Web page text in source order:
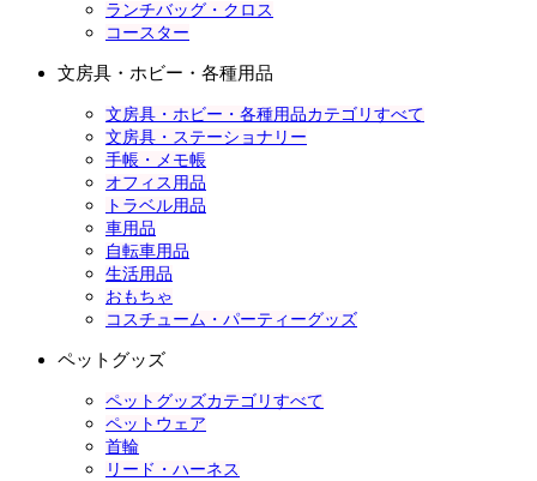
ランチバッグ・クロス
コースター
文房具・ホビー・各種用品
文房具・ホビー・各種用品カテゴリすべて
文房具・ステーショナリー
手帳・メモ帳
オフィス用品
トラベル用品
車用品
自転車用品
生活用品
おもちゃ
コスチューム・パーティーグッズ
ペットグッズ
ペットグッズカテゴリすべて
ペットウェア
首輪
リード・ハーネス